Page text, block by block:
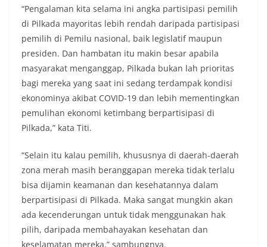
“Pengalaman kita selama ini angka partisipasi pemilih
di Pilkada mayoritas lebih rendah daripada partisipasi
pemilih di Pemilu nasional, baik legislatif maupun
presiden. Dan hambatan itu makin besar apabila
masyarakat menganggap, Pilkada bukan lah prioritas
bagi mereka yang saat ini sedang terdampak kondisi
ekonominya akibat COVID-19 dan lebih mementingkan
pemulihan ekonomi ketimbang berpartisipasi di
Pilkada,” kata Titi.
“Selain itu kalau pemilih, khususnya di daerah-daerah
zona merah masih beranggapan mereka tidak terlalu
bisa dijamin keamanan dan kesehatannya dalam
berpartisipasi di Pilkada. Maka sangat mungkin akan
ada kecenderungan untuk tidak menggunakan hak
pilih, daripada membahayakan kesehatan dan
keselamatan mereka,” sambungnya.